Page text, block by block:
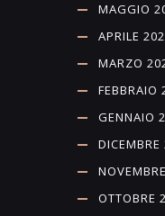
MAGGIO
APRILE
MARZO
FEBBRAIO
GENNAIO
OTTOBRE